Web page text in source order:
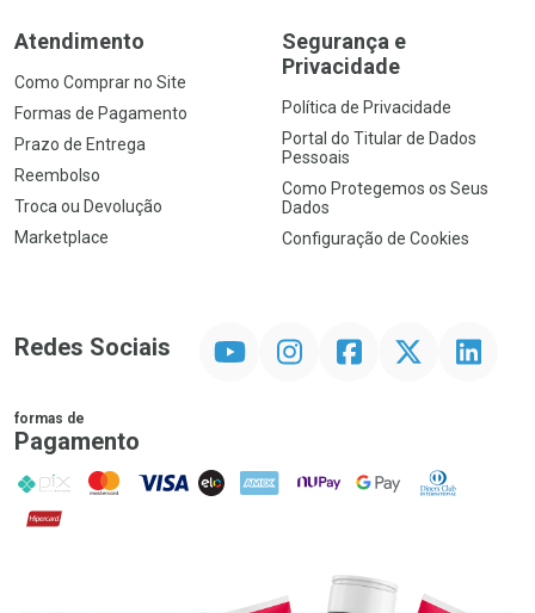
Atendimento
Como Comprar no Site
Formas de Pagamento
Prazo de Entrega
Reembolso
Troca ou Devolução
Marketplace
Segurança e
Privacidade
Política de Privacidade
Portal do Titular de Dados
Pessoais
Como Protegemos os Seus
Dados
Configuração de Cookies
Redes Sociais InstagramFacebookTwitter Linkedin
formas de
Pagamento
PIX MasterCard
VISA ELO AMEX NuPay Google PayDiners Club
Hipercard
Promoção em Destaque